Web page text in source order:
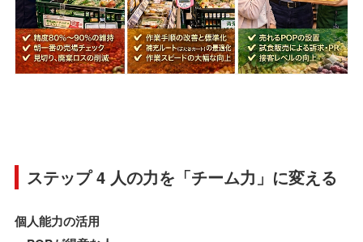
ステップ 4 人の力を「チーム力」に変える
個人能力の活用